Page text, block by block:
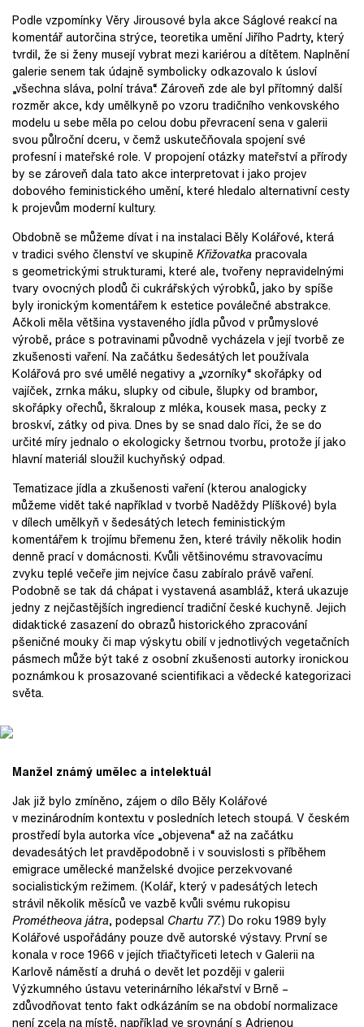
Podle vzpomínky Věry Jirousové byla akce Ságlové reakcí na
komentář autorčina strýce, teoretika umění Jiřího Padrty, který
tvrdil, že si ženy musejí vybrat mezi kariérou a dítětem. Naplnění
galerie senem tak údajně symbolicky odkazovalo k úsloví
„všechna sláva, polní tráva“. Zároveň zde ale byl přítomný další
rozměr akce, kdy umělkyně po vzoru tradičního venkovského
modelu u sebe měla po celou dobu převracení sena v galerii
svou půlroční dceru, v čemž uskutečňovala spojení své
profesní i mateřské role. V propojení otázky mateřství a přírody
by se zároveň dala tato akce interpretovat i jako projev
dobového feministického umění, které hledalo alternativní cesty
k projevům moderní kultury.
Obdobně se můžeme dívat i na instalaci Běly Kolářové, která
v tradici svého členství ve skupiněKřižovatkapracovala
s geometrickými strukturami, které ale, tvořeny nepravidelnými
tvary ovocných plodů či cukrářských výrobků, jako by spíše
byly ironickým komentářem k estetice poválečné abstrakce.
Ačkoli měla většina vystaveného jídla původ v průmyslové
výrobě, práce s potravinami původně vycházela v její tvorbě ze
zkušenosti vaření. Na začátku šedesátých let používala
Kolářová pro své umělé negativy a „vzorníky“ skořápky od
vajíček, zrnka máku, slupky od cibule, šlupky od brambor,
skořápky ořechů, škraloup z mléka, kousek masa, pecky z
broskví, zátky od piva. Dnes by se snad dalo říci, že se do
určité míry jednalo o ekologicky šetrnou tvorbu, protože jí jako
hlavní materiál sloužil kuchyňský odpad.
Tematizace jídla a zkušenosti vaření (kterou analogicky
můžeme vidět také například v tvorbě Naděždy Plíškové) byla
v dílech umělkyň v šedesátých letech feministickým
komentářem k trojímu břemenu žen, které trávily několik hodin
denně prací v domácnosti. Kvůli většinovému stravovacímu
zvyku teplé večeře jim nejvíce času zabíralo právě vaření.
Podobně se tak dá chápat i vystavená asambláž, která ukazuje
jedny z nejčastějších ingrediencí tradiční české kuchyně. Jejich
didaktické zasazení do obrazů historického zpracování
pšeničné mouky či map výskytu obilí v jednotlivých vegetačních
pásmech může být také z osobní zkušenosti autorky ironickou
poznámkou k prosazované scientifikaci a vědecké kategorizaci
světa.
Manžel známý umělec a intelektuál
Jak již bylo zmíněno, zájem o dílo Běly Kolářové
v mezinárodním kontextu v posledních letech stoupá. V českém
prostředí byla autorka více „objevena“ až na začátku
devadesátých let pravděpodobně i v souvislosti s příběhem
emigrace umělecké manželské dvojice perzekvované
socialistickým režimem. (Kolář, který v padesátých letech
strávil několik měsíců ve vazbě kvůli svému rukopisu
Prométheova játra, podepsal Chartu 77.) Do roku 1989 byly
Kolářové uspořádány pouze dvě autorské výstavy. První se
konala v roce 1966 v jejích třiačtyřiceti letech v Galerii na
Karlově náměstí a druhá o devět let později v galerii
Výzkumného ústavu veterinárního lékařství v Brně –
zdůvodňovat tento fakt odkázáním se na období normalizace
není zcela na místě, například ve srovnání s Adrienou